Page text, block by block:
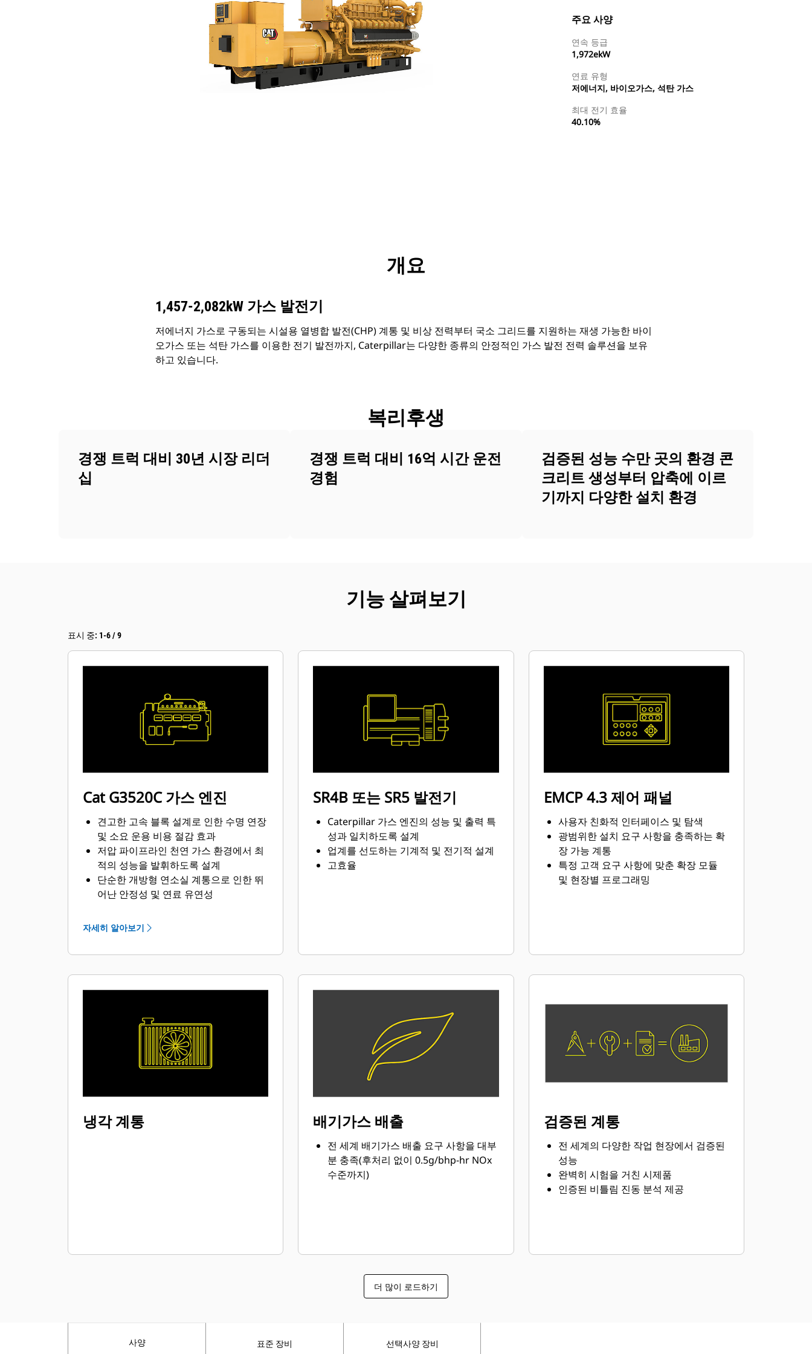
주요 사양
연속 등급
1,972ekW
연료 유형
저에너지, 바이오가스, 석탄 가스
최대 전기 효율
40.10%
투어
개요
1,457-2,082kW 가스 발전기
저에너지 가스로 구동되는 시설용 열병합 발전(CHP) 계통 및 비상 전력부터 국소 그리드를 지원하는 재생 가능한 바이
오가스 또는 석탄 가스를 이용한 전기 발전까지, Caterpillar는 다양한 종류의 안정적인 가스 발전 전력 솔루션을 보유
하고 있습니다.
복리후생
경쟁 트럭 대비 30년 시장 리더
십
경쟁 트럭 대비 16억 시간 운전
경험
검증된 성능 수만 곳의 환경 콘
크리트 생성부터 압축에 이르
기까지 다양한 설치 환경
기능 살펴보기
표시 중: 1-6 / 9
Cat G3520C 가스 엔진
견고한 고속 블록 설계로 인한 수명 연장
및 소요 운용 비용 절감 효과
저압 파이프라인 천연 가스 환경에서 최
적의 성능을 발휘하도록 설계
단순한 개방형 연소실 계통으로 인한 뛰
어난 안정성 및 연료 유연성
료 비율 제어 기능으로 배기가스 배출 저
하나의 전자 제어 모듈에서 점화, 조절,
자세히 알아보기
SR4B 또는 SR5 발전기
Caterpillar 가스 엔진의 성능 및 출력 특
성과 일치하도록 설계
업계를 선도하는 기계적 및 전기적 설계
고효율
EMCP 4.3 제어 패널
사용자 친화적 인터페이스 및 탐색
광범위한 설치 요구 사항을 충족하는 확
장 가능 계통
특정 고객 요구 사항에 맞춘 확장 모듈
및 현장별 프로그래밍
냉각 계통 배기가스 배출
전 세계 배기가스 배출 요구 사항을 대부
분 충족(후처리 없이 0.5g/bhp-hr NOx
수준까지)
검증된 계통
전 세계의 다양한 작업 현장에서 검증된
성능
완벽히 시험을 거친 시제품
인증된 비틀림 진동 분석 제공
더 많이 로드하기
사양 표준 장비 선택사양 장비